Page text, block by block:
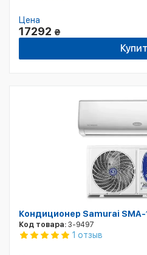
Цена
17292 ₴
Кондиционер Samurai SMA-
Код товара: 3-9497
1 отзыв